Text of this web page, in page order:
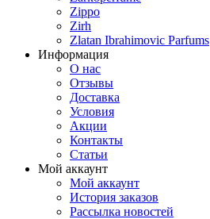
Zippo
Zirh
Zlatan Ibrahimovic Parfums
Информация
О нас
Отзывы
Доставка
Условия
Aкции
Контакты
Статьи
Мой аккаунт
Мой аккаунт
История заказов
Рассылка новостей